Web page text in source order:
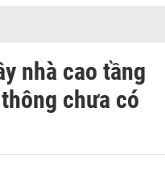
nhà cao tầng
chưa có